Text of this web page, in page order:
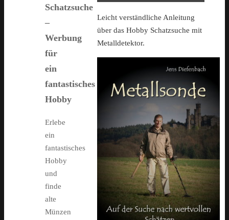
Schatzsuche
–
Werbung
für
ein
fantastisches
Hobby
Erlebe
ein
fantastisches
Hobby
und
finde
alte
Münzen
Leicht verständliche Anleitung
über das Hobby Schatzsuche mit
Metalldetektor.